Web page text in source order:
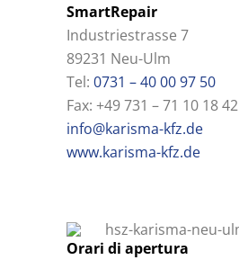
SmartRepair
Industriestrasse 7
89231 Neu-Ulm
Tel: 0731 – 40 00 97 50
Fax: +49 731 – 71 10 18 42
info@karisma-kfz.de
www.karisma-kfz.de
Orari di apertura